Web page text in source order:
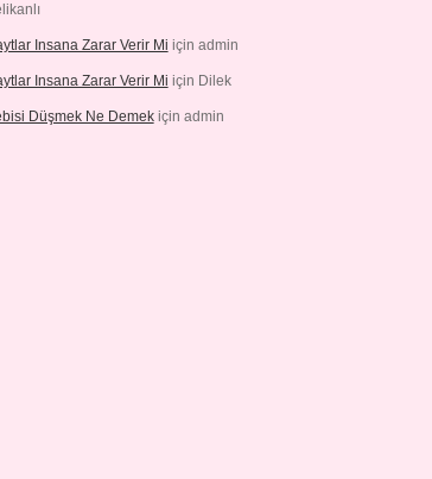
Insana Zarar Verir Mi için admin
Insana Zarar Verir Mi için Dilek
Düşmek Ne Demekiçin admin